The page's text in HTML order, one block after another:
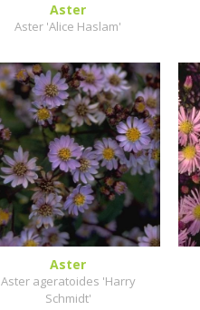
Aster
Aster 'Alice Haslam'
Aster
Aster ageratoides 'Harry
Schmidt'